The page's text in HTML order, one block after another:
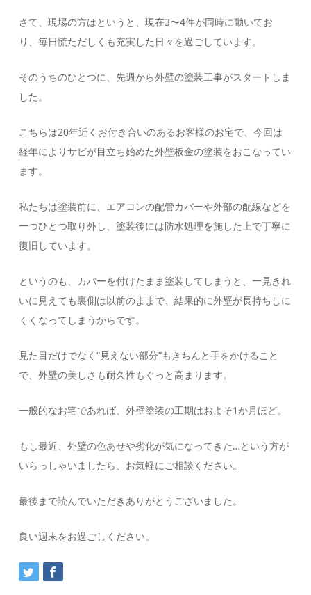
さて、現場の方はというと、現在3〜4件が同時に動いてお
り、毎日慌ただしくも充実した日々を過ごしています。
そのうちのひとつに、先週から外壁の塗装工事がスタートしま
した。
こちらは20年近くお付き合いのあるお客様のお宅で、今回は
経年によりサビが目立ち始めた外壁板金の塗装をおこなってい
ます。
私たちは塗装前に、エアコンの配管カバーや外部の配線などを
一つひとつ取り外し、塗装後には防水処理を施した上で丁寧に
復旧しています。
というのも、カバーを付けたまま塗装してしまうと、一見きれ
いに見えても裏側は以前のままで、結果的に外壁が長持ちしに
くくなってしまうからです。
見た目だけでなく“見えない部分”もきちんと手をかけること
で、外壁の美しさも耐久性もぐっと高まります。
一般的なお宅であれば、外壁塗装の工期はおよそ1か月ほど。
もし最近、外壁の色あせや劣化が気になってきた…という方が
いらっしゃいましたら、お気軽にご相談ください。
最後まで読んでいただきありがとうございました。
良い週末をお過ごしください。